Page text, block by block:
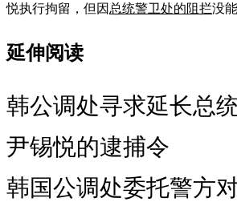
悦执行拘留，但因 总统警卫处的阻拦没
延伸阅读
韩公调处寻求延长总
尹锡悦的逮捕令
韩国公调处委托警方